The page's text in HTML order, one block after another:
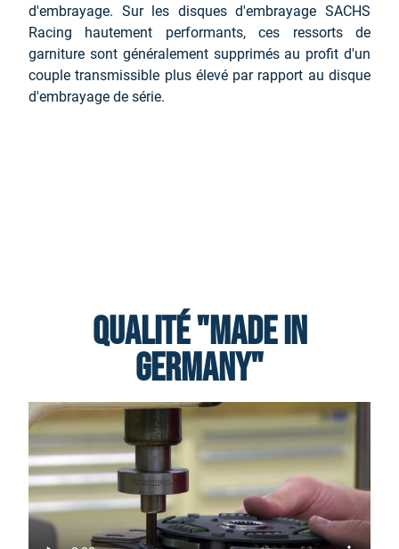
d'embrayage. Sur les disques d'embrayage SACHS
Racing hautement performants, ces ressorts de
garniture sont généralement supprimés au profit d'un
couple transmissible plus élevé par rapport au disque
d'embrayage de série.
Qualité "Made in
Germany"